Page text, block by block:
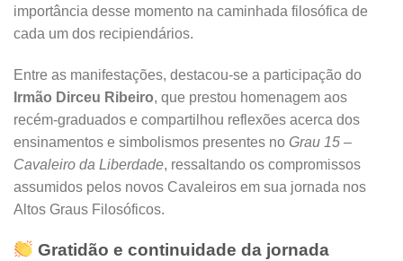
importância desse momento na caminhada filosófica de
cada um dos recipiendários.
Entre as manifestações, destacou-se a participação do
Irmão Dirceu Ribeiro, que prestou homenagem aos
recém-graduados e compartilhou reflexões acerca dos
ensinamentos e simbolismos presentes no Grau 15 –
Cavaleiro da Liberdade, ressaltando os compromissos
assumidos pelos novos Cavaleiros em sua jornada nos
Altos Graus Filosóficos.
Gratidão e continuidade da jornada